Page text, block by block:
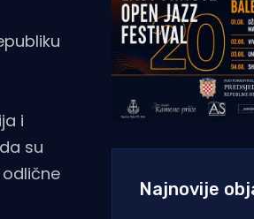
i
su
Najnovije